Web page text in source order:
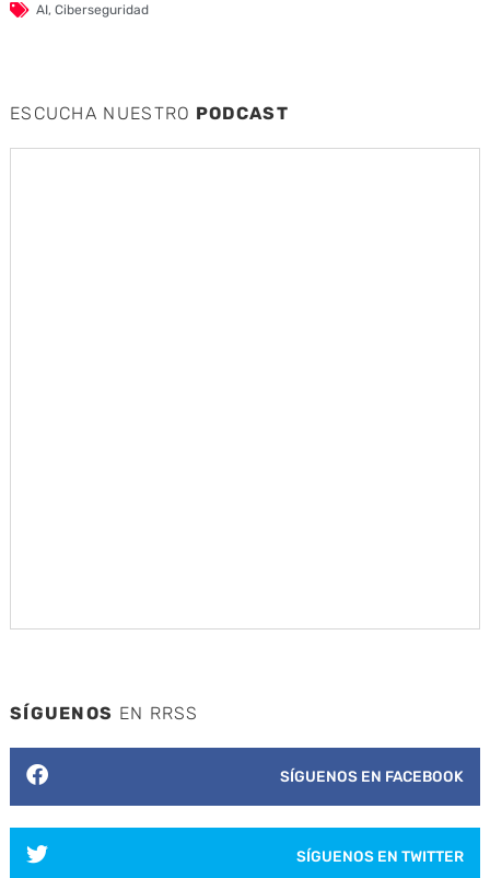
AI, Ciberseguridad
ESCUCHA NUESTRO PODCAST
SÍGUENOS EN RRSS
SÍGUENOS EN FACEBOOK
SÍGUENOS EN TWITTER